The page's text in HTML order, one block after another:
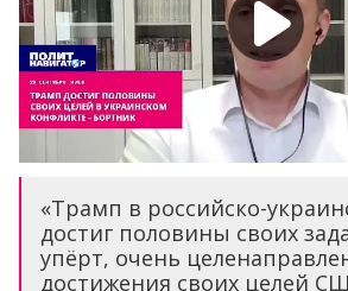
«Трамп в российско-
достиг половины своих
упёрт, очень
достижения своих целей